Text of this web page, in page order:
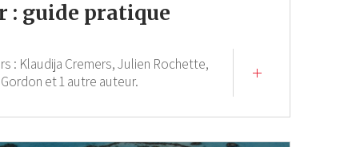
: guide pratique
: Klaudija Cremers,Julien Rochette,
et 1 autre auteur.